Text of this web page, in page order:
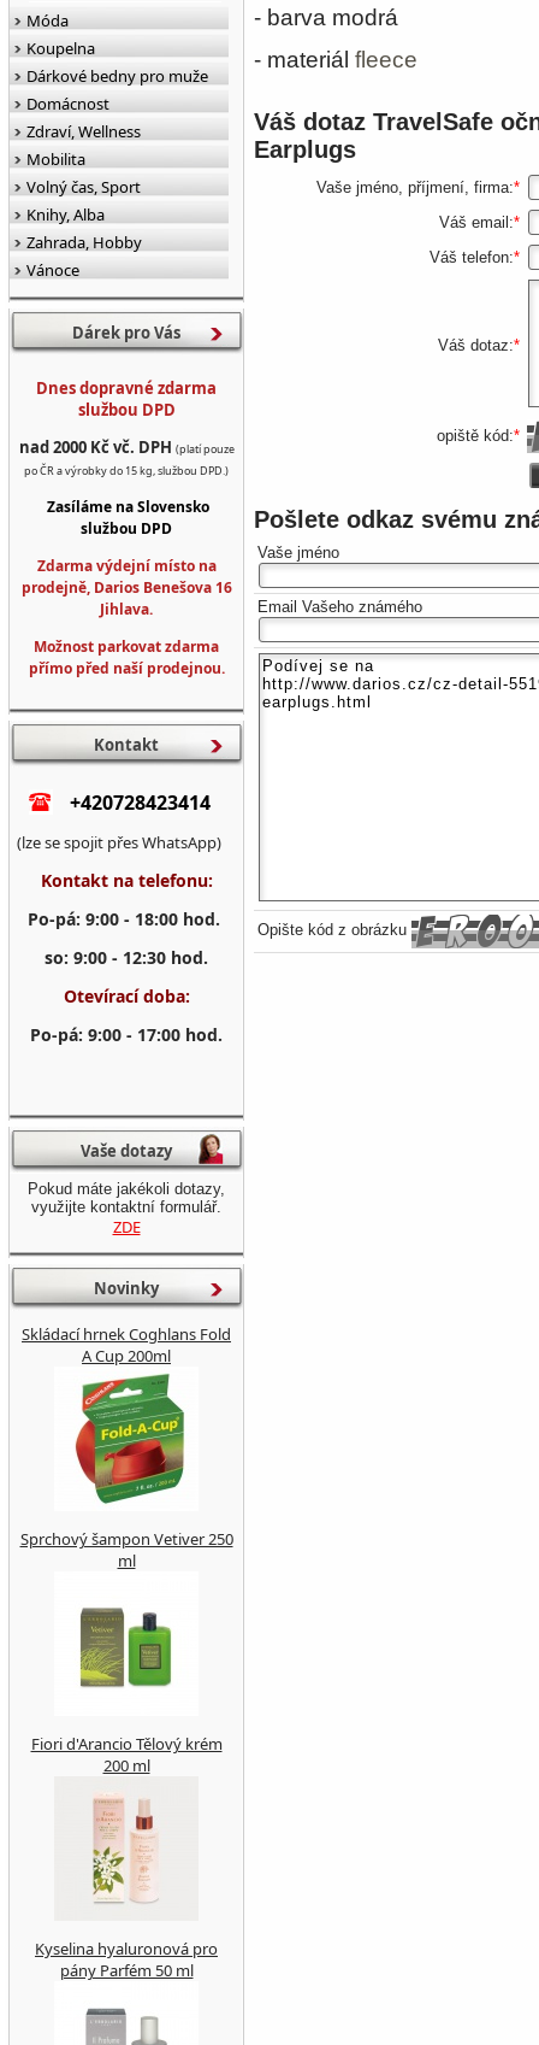
- barva modrá
- materiál fleece
Váš dotaz TravelSafe
Earplugs
Vaše jméno, příjmení, firma:*
Váš email:*
Váš telefon:*
Váš dotaz:*
opiště kód:*
Pošlete odkaz svému
Vaše jméno
Email Vašeho známého
Opište kód z obrázku
Móda
Koupelna
Dárkové bedny pro muže
Domácnost
Zdraví, Wellness
Mobilita
Volný čas, Sport
Knihy, Alba
Zahrada, Hobby
Vánoce
Dárek pro Vás
Dnes dopravné zdarma
službou DPD
nad 2000 Kč vč. DPH (platí pouze
po ČR a výrobky do 15 kg, službou DPD.)
Zasíláme na Slovensko
službou DPD
Zdarma výdejní místo na
prodejně, Darios Benešova 16
Jihlava.
Možnost parkovat zdarma
přímo před naší prodejnou.
Kontakt
+420728423414
(lze se spojit přes WhatsApp)
Kontakt na telefonu:
Po-pá: 9:00 - 18:00 hod.
so: 9:00 - 12:30 hod.
Otevírací doba:
Po-pá: 9:00 - 17:00 hod.
Vaše dotazy
Pokud máte jakékoli dotazy,
využijte kontaktní formulář.
ZDE
Novinky
Skládací hrnek Coghlans Fold
A Cup 200ml
Sprchový šampon Vetiver 250
ml
Fiori d'Arancio Tělový krém
200 ml
Kyselina hyaluronová pro
pány Parfém 50 ml